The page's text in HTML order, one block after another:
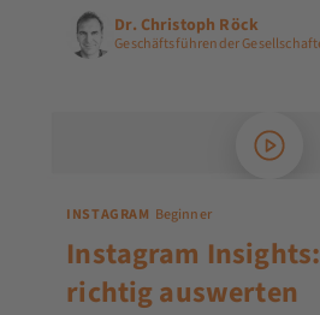
Dr. Christoph Röck
Geschäftsführender
INSTAGRAM Beginner
Instagram
richtig auswerten